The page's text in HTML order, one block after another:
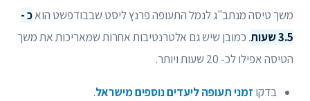
משך טיסה מנתב"ג לנמל התעופה פרנץ ליסט שבבודפשט הואכ -
3.5 שעות
. כמובן שיש גם אלטרנטיבות אחרות שמאריכות את משך
הטיסה אפילו לכ- 20 שעות ויותר.
בדקו זמני תעופה ליעדים נוספים מישראל.